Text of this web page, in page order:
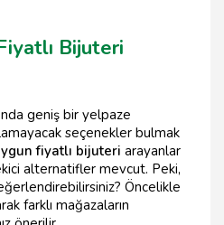
Bijuteri
geniş bir yelpaze
seçenekler bulmak
fiyatlı bijuteri arayanlar
alternatifler mevcut. Peki,
Öncelikle
farklı mağazaların